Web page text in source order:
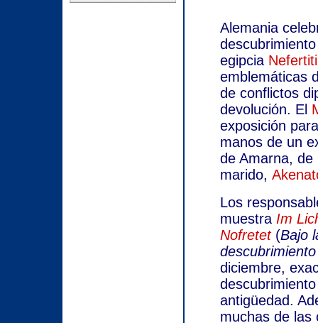
Alemania
egipcia Nefertiti
emblemáticas
de conflictos
devolución. El
exposición
manos de un
de Amarna,
marido,
Los
muestra Im
Nofretet(Bajo
diciembre,
antigüedad.
muchas de las